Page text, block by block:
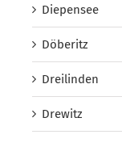
Diepensee
Döberitz
Dreilinden
Drewitz